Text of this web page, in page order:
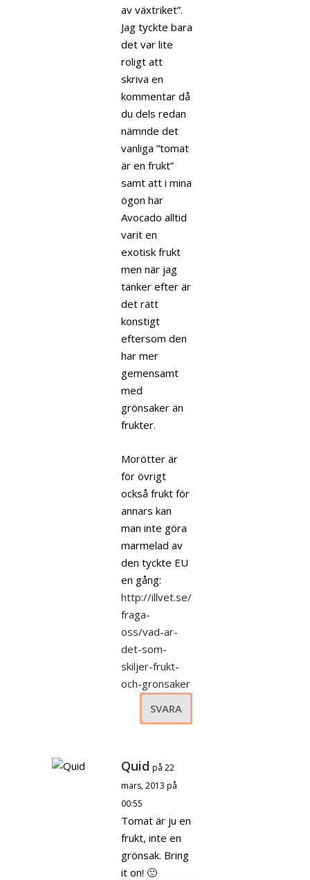
av växtriket”.
Jag tyckte bara
det var lite
roligt att
skriva en
kommentar då
du dels redan
nämnde det
vanliga ”tomat
är en frukt”
samt att i mina
ögon har
Avocado alltid
varit en
exotisk frukt
men när jag
tänker efter är
det rätt
konstigt
eftersom den
har mer
gemensamt
med
grönsaker än
frukter.
Morötter är
för övrigt
också frukt för
annars kan
man inte göra
marmelad av
den tyckte EU
en gång:
http://illvet.se/
fraga-
oss/vad-ar-
det-som-
skiljer-frukt-
och-gronsaker
SVARA
Quid på 22
mars, 2013 på
00:55
Tomat är ju en
frukt, inte en
grönsak. Bring
it on! 🙂